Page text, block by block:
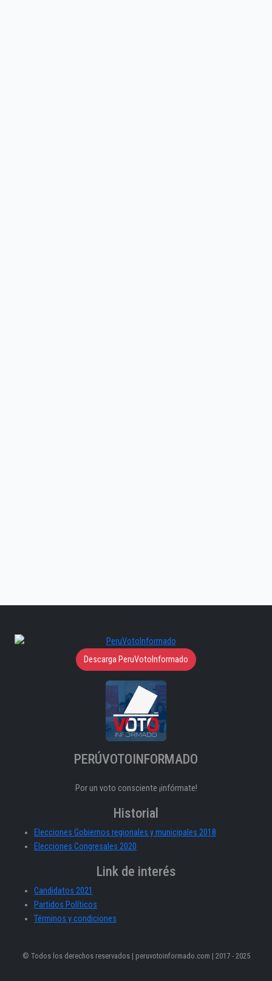
Descarga PeruVotoInformado
PERÚVOTOINFORMADO
Por un voto consciente ¡infórmate!
Historial
Elecciones Gobiernos regionales y municipales 2018
Elecciones Congresales 2020
Link de interés
Candidatos 2021
Partidos Políticos
Términos y condiciones
© Todos los derechos reservados | peruvotoinformado.com | 2017 - 2025